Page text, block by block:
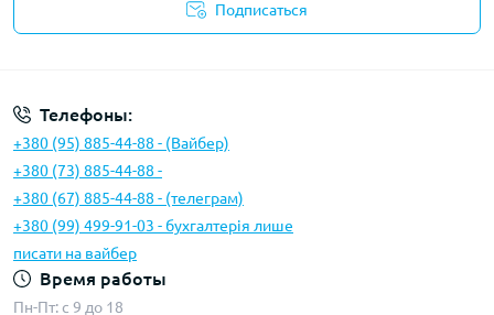
Подписаться
Телефоны:
+380 (95) 885-44-88 - (Вайбер)
+380 (73) 885-44-88 -
+380 (67) 885-44-88 - (телеграм)
+380 (99) 499-91-03 - бухгалтерія лише
писати на вайбер
Время работы
Пн-Пт: с 9 до 18